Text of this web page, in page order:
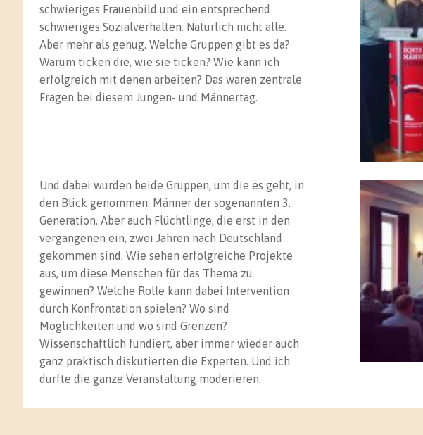
schwieriges Frauenbild und ein entsprechend
schwieriges Sozialverhalten. Natürlich nicht alle.
Aber mehr als genug. Welche Gruppen gibt es da?
Warum ticken die, wie sie ticken? Wie kann ich
erfolgreich mit denen arbeiten? Das waren zentrale
Fragen bei diesem Jungen- und Männertag.
Und dabei wurden beide Gruppen, um die es geht, in
den Blick genommen: Männer der sogenannten 3.
Generation. Aber auch Flüchtlinge, die erst in den
vergangenen ein, zwei Jahren nach Deutschland
gekommen sind. Wie sehen erfolgreiche Projekte
aus, um diese Menschen für das Thema zu
gewinnen? Welche Rolle kann dabei Intervention
durch Konfrontation spielen? Wo sind
Möglichkeiten und wo sind Grenzen?
Wissenschaftlich fundiert, aber immer wieder auch
ganz praktisch diskutierten die Experten. Und ich
durfte die ganze Veranstaltung moderieren.